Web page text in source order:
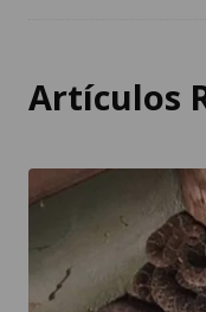
Artículos